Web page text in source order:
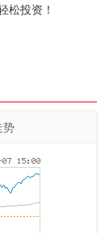
松投资！
势